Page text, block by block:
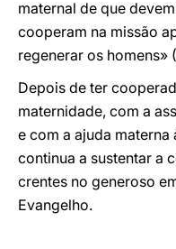
maternal de que
cooperam na missão
regenerar os homens»
Depois de ter
maternidade, com a
e com a ajuda materna
continua a sustentar a
crentes no generoso
Evangelho.